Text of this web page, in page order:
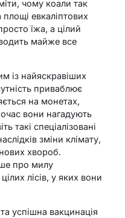
чому коали так
площі евкаліптових
їжа, а цілий
майже все
із найяскравіших
приваблює
на монетах,
вони нагадують
такі спеціалізовані
зміни клімату,
хвороб.
про милу
лісів, у яких вони
успішна вакцинація